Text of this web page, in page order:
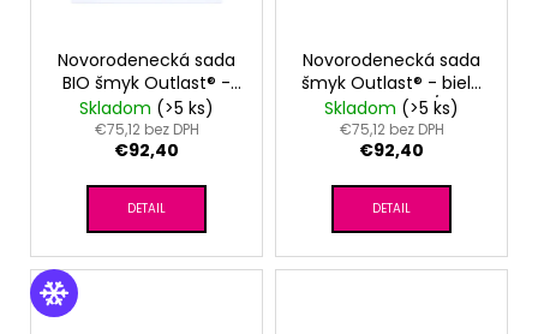
Novorodenecká sada
BIO šmyk Outlast® -
biela hnedý
tuleň/oriešková
Skladom (>5 ks)
€75,12 bez DPH
€92,40
DETAIL
Novorodenecká sada
šmyk Outlast® - biela
sv.hnedé kvety/latté
Skladom (>5 ks)
€75,12 bez DPH
€92,40
DETAIL